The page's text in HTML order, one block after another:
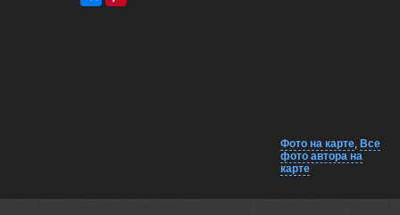
Фото на карте, Все
фото автора на
карте